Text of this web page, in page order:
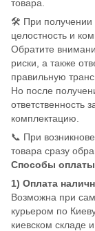
товара.
🛠️ При получении
целостность и
Обратите
риски, а также
правильную
Но после
ответственность
комплектацию.
📞 При
товара сразу
Способы
1) Оплата
Возможна при
курьером по
киевском складе